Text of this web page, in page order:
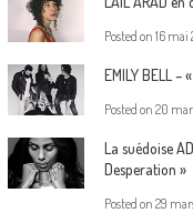
Posted on 16 mai
EMILY BELL –
Posted on 20
La suédoise
Desperation »
Posted on 29